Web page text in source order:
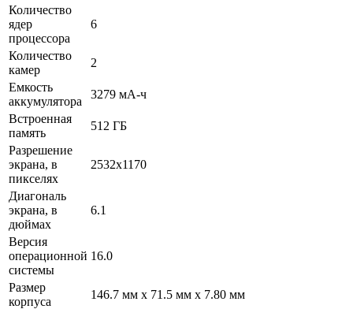
Количество
ядер
процессора
6
Количество
камер
2
Емкость
аккумулятора
3279 мА-ч
Встроенная
память
512 ГБ
Разрешение
экрана, в
пикселях
2532x1170
Диагональ
экрана, в
дюймах
6.1
Версия
операционной
системы
16.0
Размер
корпуса
146.7 мм x 71.5 мм x 7.80 мм